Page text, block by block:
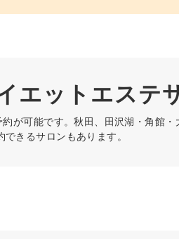
エットエステ
が可能です。秋田、田沢湖・角館
きるサロンもあります。